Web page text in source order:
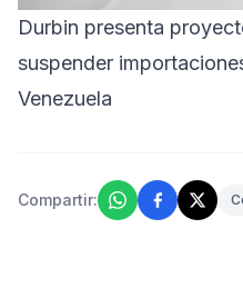
Durbin presenta
suspender
Venezuela
Compartir: